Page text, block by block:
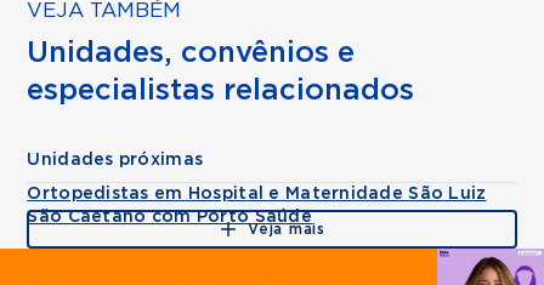
VEJA TAMBÉM
Unidades, convênios e
especialistas relacionados
Unidades próximas
Ortopedistas em Hospital e Maternidade São Luiz
São Caetano com Porto Saúde
Veja mais
Agende